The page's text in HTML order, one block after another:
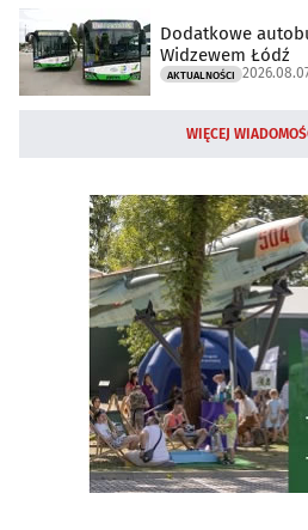
Dodatkowe
Widzewem Łódź
AKTUALNOŚCI
WIĘCEJ